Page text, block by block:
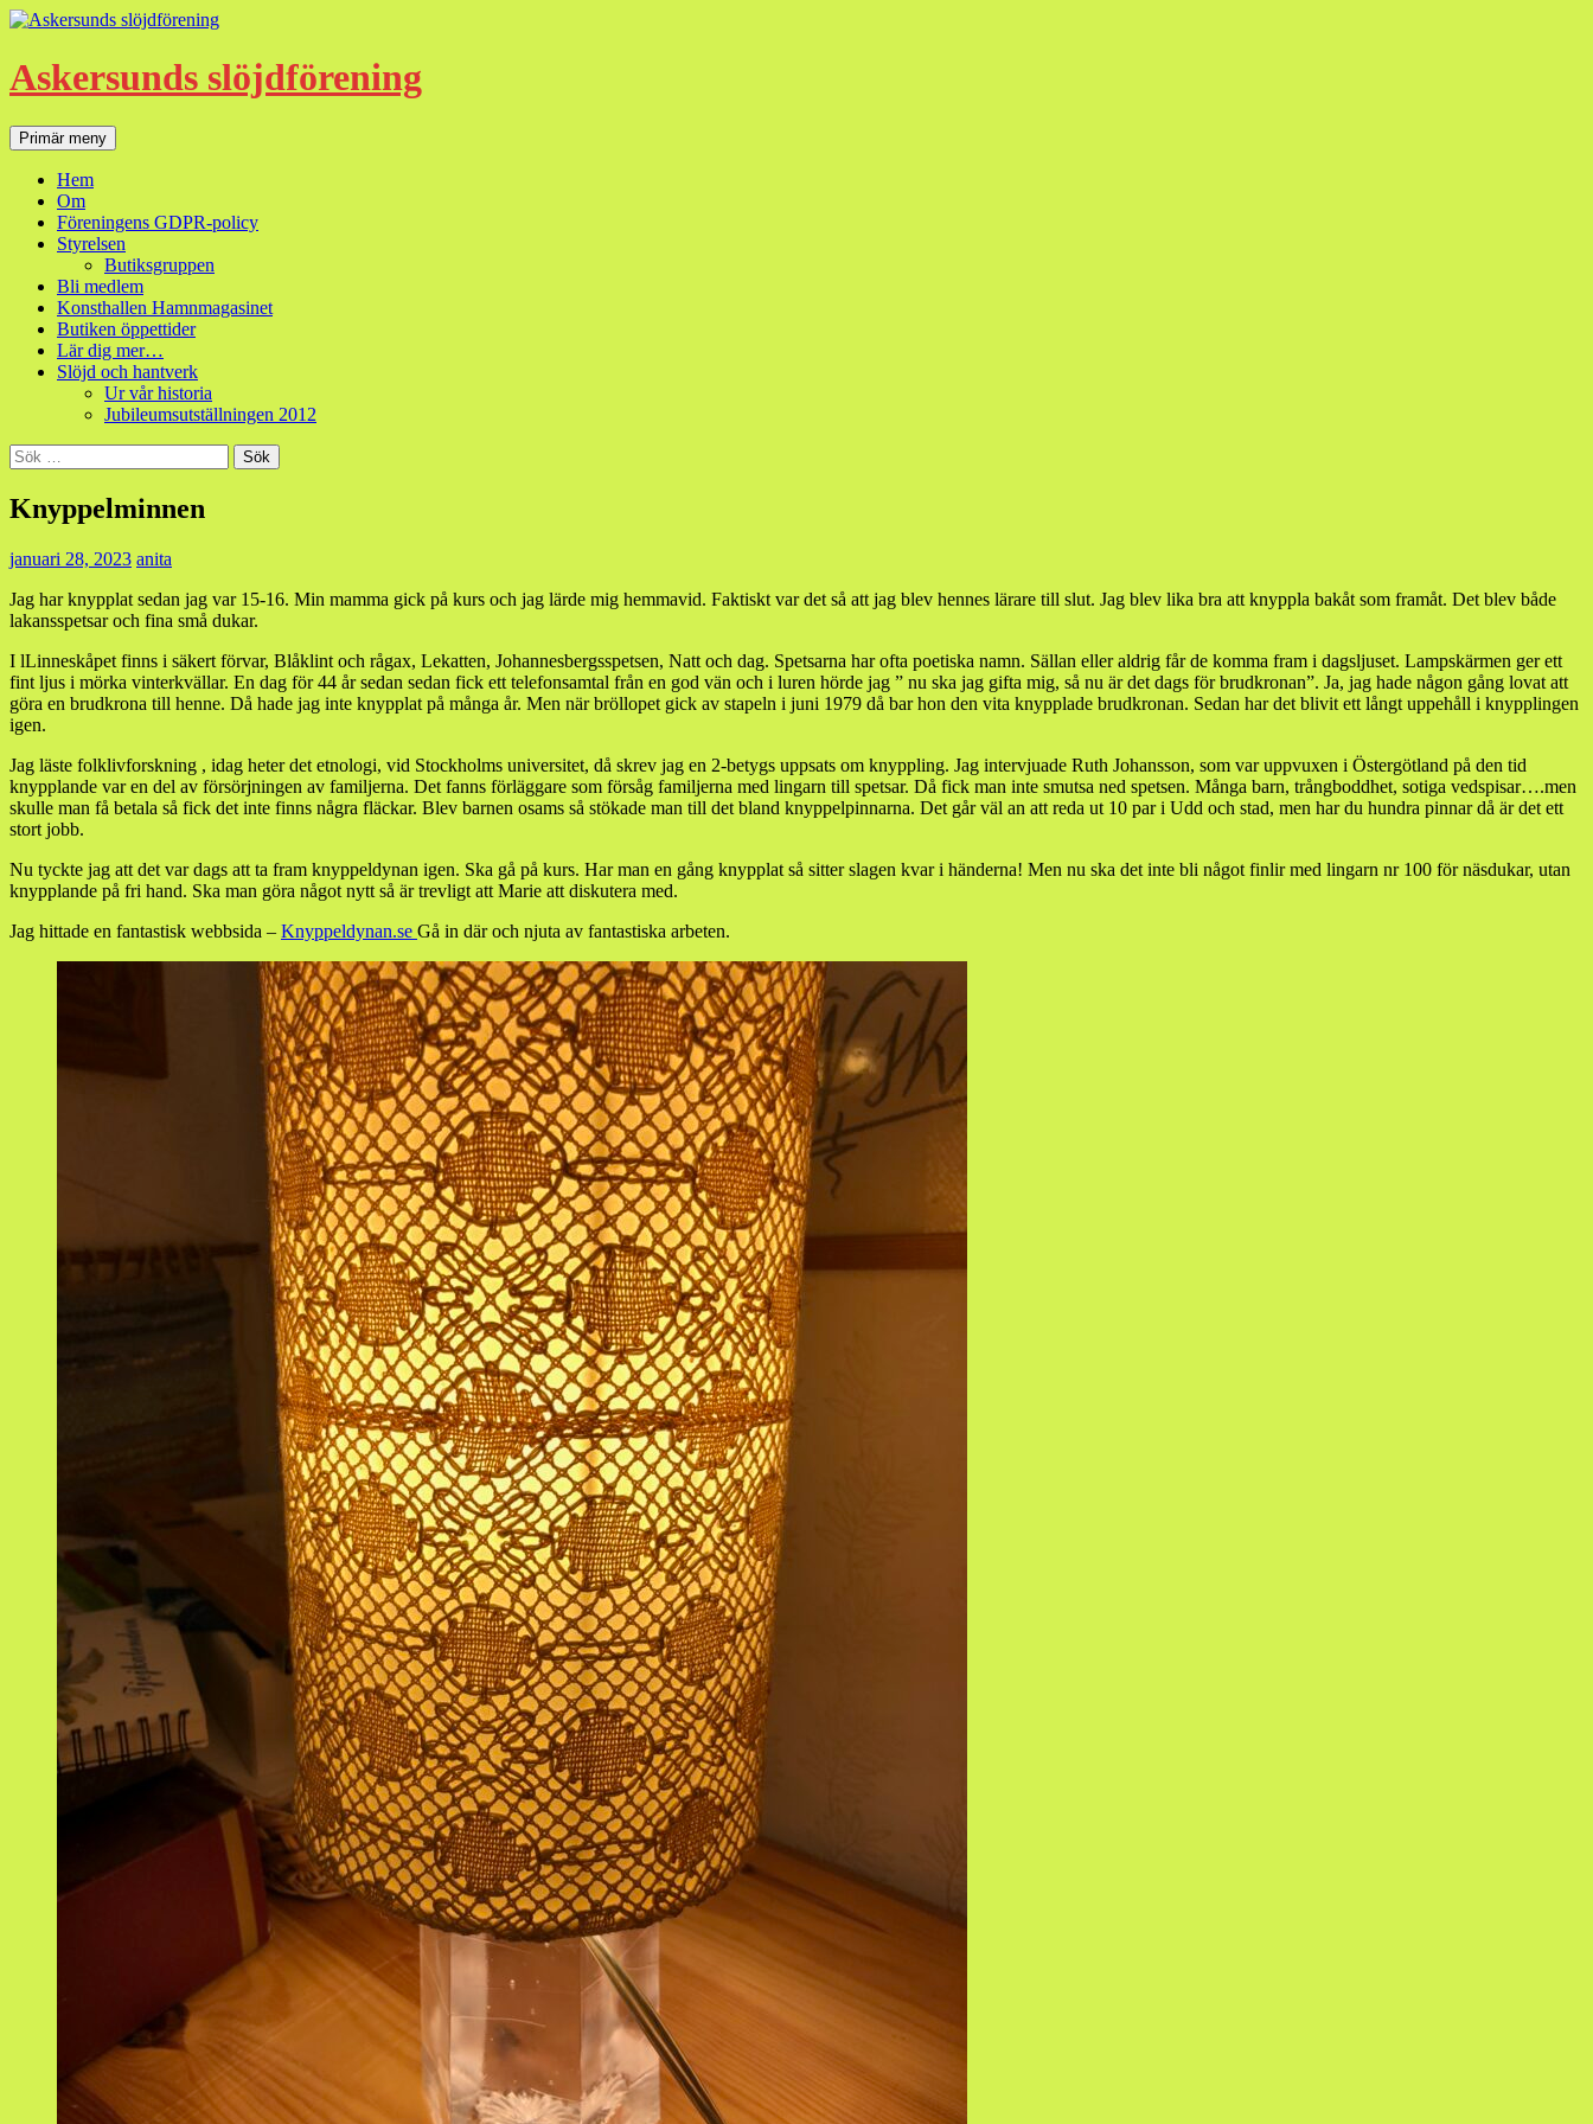
Hoppa
innehåll
Askersunds slöjdförening
SökPrimär meny
Hem
Om
Föreningens GDPR-policy
Styrelsen
Butiksgruppen
Bli medlem
Konsthallen Hamnmagasinet
Butiken öppettider
Lär dig mer…
Slöjd och hantverk
Ur vår historia
Jubileumsutställningen 2012
Sök
efter:
Knyppelminnen
januari 28, 2023 anita
Jag har knypplat sedan jag var 15-16. Min mamma gick på kurs och jag lärde mig hemmavid. Faktiskt var det så att jag blev hennes lärare till slut. Jag blev lika bra att knyppla bakåt som framåt. Det blev både
lakansspetsar och fina små dukar.
I lLinneskåpet finns i säkert förvar, Blåklint och rågax, Lekatten, Johannesbergsspetsen, Natt och dag. Spetsarna har ofta poetiska namn. Sällan eller aldrig får de komma fram i dagsljuset. Lampskärmen ger ett
fint ljus i mörka vinterkvällar. En dag för 44 år sedan sedan fick ett telefonsamtal från en god vän och i luren hörde jag ” nu ska jag gifta mig, så nu är det dags för brudkronan”. Ja, jag hade någon gång lovat att
göra en brudkrona till henne. Då hade jag inte knypplat på många år. Men när bröllopet gick av stapeln i juni 1979 då bar hon den vita knypplade brudkronan. Sedan har det blivit ett långt uppehåll i knypplingen
igen.
Jag läste folklivforskning , idag heter det etnologi, vid Stockholms universitet, då skrev jag en 2-betygs uppsats om knyppling. Jag intervjuade Ruth Johansson, som var uppvuxen i Östergötland på den tid
knypplande var en del av försörjningen av familjerna. Det fanns förläggare som försåg familjerna med lingarn till spetsar. Då fick man inte smutsa ned spetsen. Många barn, trångboddhet, sotiga vedspisar….men
skulle man få betala så fick det inte finns några fläckar. Blev barnen osams så stökade man till det bland knyppelpinnarna. Det går väl an att reda ut 10 par i Udd och stad, men har du hundra pinnar då är det ett
stort jobb.
Nu tyckte jag att det var dags att ta fram knyppeldynan igen. Ska gå på kurs. Har man en gång knypplat så sitter slagen kvar i händerna! Men nu ska det inte bli något finlir med lingarn nr 100 för näsdukar, utan
knypplande på fri hand. Ska man göra något nytt så är trevligt att Marie att diskutera med.
Jag hittade en fantastisk webbsida – Knyppeldynan.se Gå in där och njuta av fantastiska arbeten.